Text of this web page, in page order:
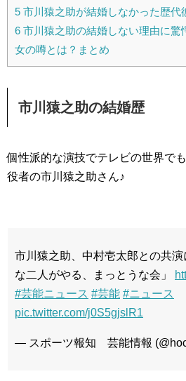
5 市川猿之助が結婚しなかった歴代
6 市川猿之助の結婚しない理由に驚
女の噂とは？まとめ
市川猿之助の結婚歴
個性派的な演技でテレビの世界で
役者の市川猿之助さん♪
市川猿之助、中村壱太郎との共演
な二人がやる、まっとうな会」
#芸能ニュース #芸能 #ニュース
pic.twitter.com/j0S5gjslR1
— スポーツ報知 芸能情報